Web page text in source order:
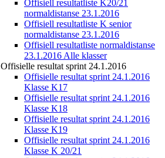
Offisiell resultatliste K20/21
normaldistanse 23.1.2016
Offisiell resultatliste K senior
normaldistanse 23.1.2016
Offisiell resultatliste normaldistanse
23.1.2016 Alle klasser
Offisielle resultat sprint 24.1.2016
Offisielle resultat sprint 24.1.2016
Klasse K17
Offisielle resultat sprint 24.1.2016
Klasse K18
Offisielle resultat sprint 24.1.2016
Klasse K19
Offisielle resultat sprint 24.1.2016
Klasse K 20/21